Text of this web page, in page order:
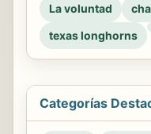
La voluntad
texas longhorns
Categorías